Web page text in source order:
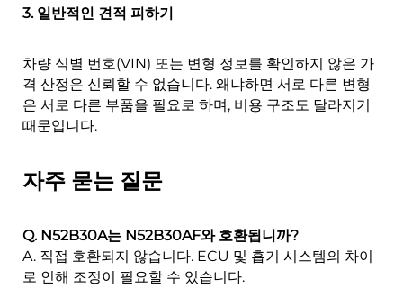
3. 일반적인 견적 피하기
차량 식별 번호(VIN) 또는 변형 정보를 확인하지 않은 가
격 산정은 신뢰할 수 없습니다. 왜냐하면 서로 다른 변형
은 서로 다른 부품을 필요로 하며, 비용 구조도 달라지기
때문입니다.
자주 묻는 질문
Q. N52B30A는 N52B30AF와 호환됩니까?
A. 직접 호환되지 않습니다. ECU 및 흡기 시스템의 차이
로 인해 조정이 필요할 수 있습니다.